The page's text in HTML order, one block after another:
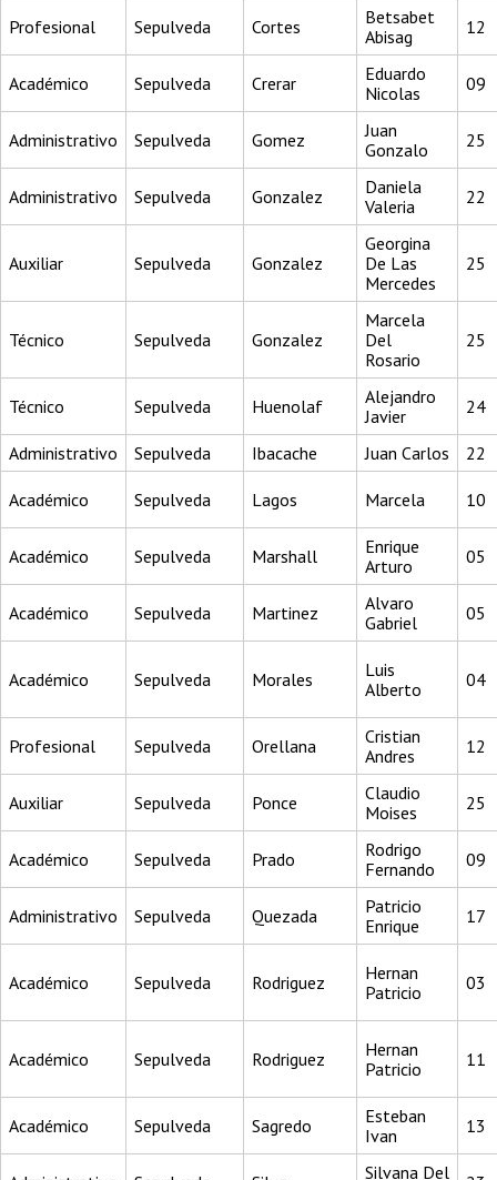
Profesional Sepulveda Cortes
Betsabet
Abisag
12
Académico Sepulveda Crerar
Eduardo
Nicolas
09
Administrativo Sepulveda Gomez
Juan
Gonzalo
25
Administrativo Sepulveda Gonzalez
Daniela
Valeria
22
Auxiliar Sepulveda Gonzalez
Georgina
De Las
Mercedes
25
Técnico Sepulveda Gonzalez
Marcela
Del
Rosario
25
Técnico Sepulveda Huenolaf
Alejandro
Javier
24
Administrativo Sepulveda Ibacache Juan Carlos 22
Académico Sepulveda Lagos Marcela 10
Académico Sepulveda Marshall
Enrique
Arturo
05
Académico Sepulveda Martinez
Alvaro
Gabriel
05
Académico Sepulveda Morales
Luis
Alberto
04
Profesional Sepulveda Orellana
Cristian
Andres
12
Auxiliar Sepulveda Ponce
Claudio
Moises
25
Académico Sepulveda Prado
Rodrigo
Fernando
09
Administrativo Sepulveda Quezada
Patricio
Enrique
17
Académico Sepulveda Rodriguez
Hernan
Patricio
03
Académico Sepulveda Rodriguez
Hernan
Patricio
11
Académico Sepulveda Sagredo
Esteban
Ivan
13
Silvana Del